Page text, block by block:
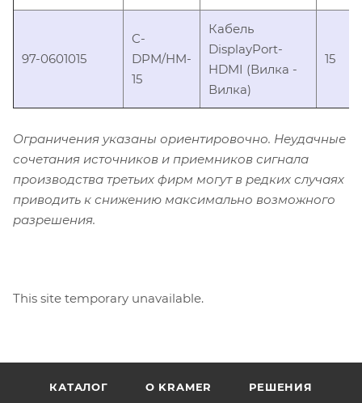
97-0601015
C-
DPM/HM-
15
Кабель
DisplayPort-
HDMI (Вилка -
Вилка)
15
Ограничения указаны ориентировочно. Неудачные
сочетания источников и приемников сигнала
производства третьих фирм могут в редких случаях
приводить к снижению максимально возможного
разрешения.
This site temporary unavailable.
КАТАЛОГ O KRAMER РЕШЕНИЯ